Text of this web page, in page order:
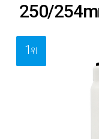
250/
1위